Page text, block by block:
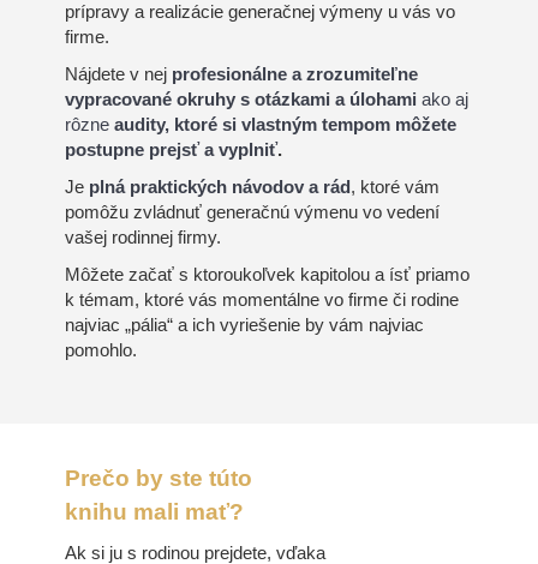
prípravy a realizácie generačnej výmeny u vás vo
firme.
Nájdete v nej profesionálne a zrozumiteľne
vypracované okruhy s otázkami a úlohami ako aj
rôzne audity, ktoré si vlastným tempom môžete
postupne prejsť a vyplniť.
Je plná praktických návodov a rád, ktoré vám
pomôžu zvládnuť generačnú výmenu vo vedení
vašej rodinnej firmy.
Môžete začať s ktoroukoľvek kapitolou a ísť priamo
k témam, ktoré vás momentálne vo firme či rodine
najviac „pália“ a ich vyriešenie by vám najviac
pomohlo.
Prečo by ste túto
knihu mali mať?
Ak si ju s rodinou prejdete, vďaka